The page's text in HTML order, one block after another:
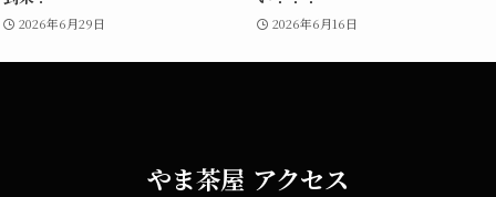
2026年6月29日 2026年6月16日
やま茶屋 アクセス